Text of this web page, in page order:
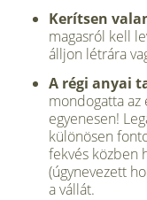
Kerítsen
magasról kell
álljon létrára
A régi anyai
mondogatta az
egyenesen!
különösen
fekvés közben
(úgynevezett
a vállát.